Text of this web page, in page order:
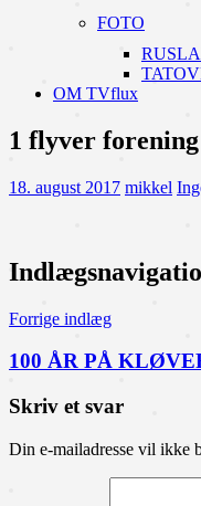
FOTO
OM TVflux
1 flyver forening
18. august 2017 mikkel
Forrige indlæg
100 ÅR PÅ
Skriv et svar
Din e-mailadresse vil ikke